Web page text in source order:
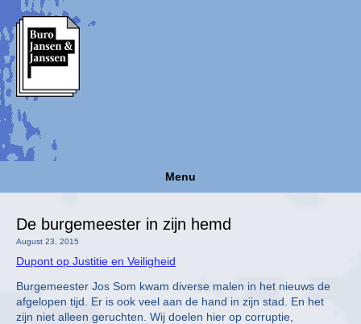
Menu
De burgemeester in zijn hemd
August 23, 2015
Dupont op Justitie en Veiligheid
Burgemeester Jos Som kwam diverse malen in het nieuws de
afgelopen tijd. Er is ook veel aan de hand in zijn stad. En het
zijn niet alleen geruchten. Wij doelen hier op corruptie,